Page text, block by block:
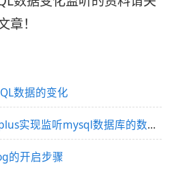
！
数据的变化
springBoot+mybatis-plus实现监听mysql数据库的数据增删改
的开启步骤